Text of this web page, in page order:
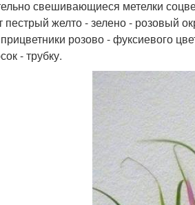
свешивающиеся метелки
пестрый желто - зелено - розовый
розово - фуксиевого
- трубку.